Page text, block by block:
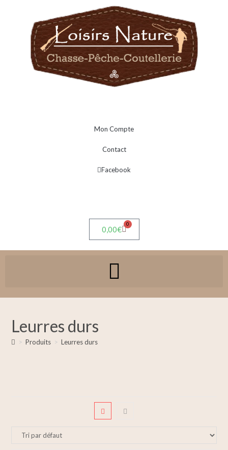
Mon Compte
Contact
Facebook
0,00€
0
Leurres durs
> Produits > Leurres durs